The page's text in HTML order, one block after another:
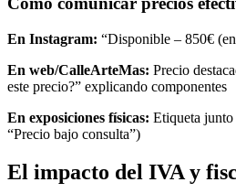
En Instagram: “Disponible – 850€
En web/CalleArteMas: Precio
este precio?” explicando componentes
En exposiciones físicas: Etiqueta
“Precio bajo consulta”)
El impacto del IVA y